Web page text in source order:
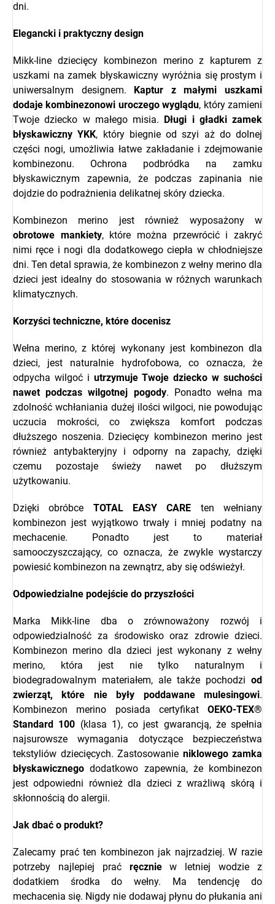
dni.
Elegancki i praktyczny design
Mikk-line dziecięcy kombinezon merino z kapturem z
uszkami na zamek błyskawiczny wyróżnia się prostym i
uniwersalnym designem.
Kaptur z małymi uszkami
dodaje kombinezonowi uroczego wyglądu, który zamieni
Twoje dziecko w małego misia.
Długi i gładki zamek
błyskawiczny YKK, który biegnie od szyi aż do dolnej
części nogi, umożliwia łatwe zakładanie i zdejmowanie
kombinezonu. Ochrona podbródka na zamku
błyskawicznym zapewnia, że podczas zapinania nie
dojdzie do podrażnienia delikatnej skóry dziecka.
Kombinezon merino jest również wyposażony w
obrotowe mankiety, które można przewrócić i zakryć
nimi ręce i nogi dla dodatkowego ciepła w chłodniejsze
dni. Ten detal sprawia, że kombinezon z wełny merino dla
dzieci jest idealny do stosowania w różnych warunkach
klimatycznych.
Korzyści techniczne, które docenisz
Wełna merino, z której wykonany jest kombinezon dla
dzieci, jest naturalnie hydrofobowa, co oznacza, że
odpycha wilgoć i utrzymuje Twoje dziecko w suchości
nawet podczas wilgotnej pogody. Ponadto wełna ma
zdolność wchłaniania dużej ilości wilgoci, nie powodując
uczucia mokrości, co zwiększa komfort podczas
dłuższego noszenia. Dziecięcy kombinezon merino jest
również antybakteryjny i odporny na zapachy, dzięki
czemu pozostaje świeży nawet po dłuższym
użytkowaniu.
Dzięki obróbce TOTAL EASY CARE ten wełniany
kombinezon jest wyjątkowo trwały i mniej podatny na
mechacenie. Ponadto jest to materiał
samooczyszczający, co oznacza, że zwykle wystarczy
powiesić kombinezon na zewnątrz, aby się odświeżył.
Odpowiedzialne podejście do przyszłości
Marka Mikk-line dba o zrównoważony rozwój i
odpowiedzialność za środowisko oraz zdrowie dzieci.
Kombinezon merino dla dzieci jest wykonany z wełny
merino, która jest nie tylko naturalnym i
biodegradowalnym materiałem, ale także pochodzi od
zwierząt, które nie były poddawane mulesingowi.
Kombinezon merino posiada certyfikat OEKO-TEX®
Standard 100 (klasa 1), co jest gwarancją, że spełnia
najsurowsze wymagania dotyczące bezpieczeństwa
tekstyliów dziecięcych. Zastosowanie niklowego zamka
błyskawicznego dodatkowo zapewnia, że kombinezon
jest odpowiedni również dla dzieci z wrażliwą skórą i
skłonnością do alergii.
Jak dbać o produkt?
Zalecamy prać ten kombinezon jak najrzadziej. W razie
potrzeby najlepiej prać ręczniew letniej wodzie z
dodatkiem środka do wełny. Ma tendencję do
mechacenia się. Nigdy nie dodawaj płynu do płukania ani